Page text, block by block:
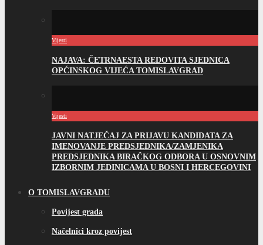
Vijesti
NAJAVA: ČETRNAESTA REDOVITA SJEDNICA
OPĆINSKOG VIJEĆA TOMISLAVGRAD
Vijesti
JAVNI NATJEČAJ ZA PRIJAVU KANDIDATA ZA
IMENOVANJE PREDSJEDNIKA/ZAMJENIKA
PREDSJEDNIKA BIRAČKOG ODBORA U OSNOVNIM
IZBORNIM JEDINICAMA U BOSNI I HERCEGOVINI
O TOMISLAVGRADU
Povijest grada
Načelnici kroz povijest